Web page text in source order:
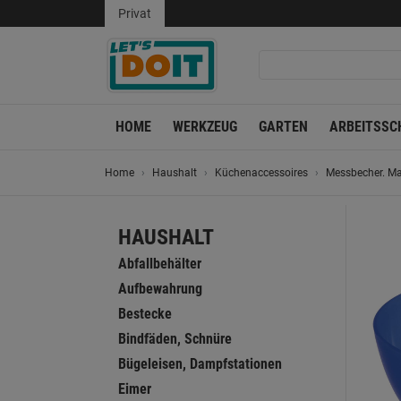
Privat
HOME WERKZEUG GARTEN
Home Haushalt Küchenaccessoires Messbecher.
HAUSHALT
Abfallbehälter
Aufbewahrung
Bestecke
Bindfäden, Schnüre
Bügeleisen, Dampfstationen
Eimer